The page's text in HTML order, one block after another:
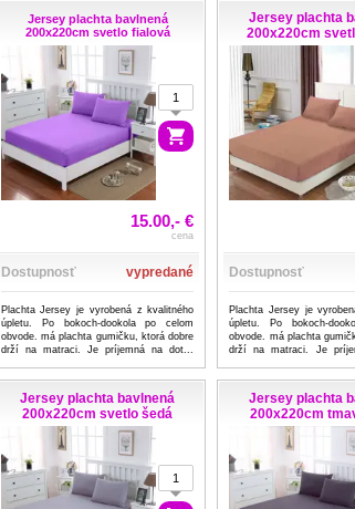
Jersey plachta bavlnená
200x220cm svetlo fialová
15.00,- €
cena
Dostupnosť vypredané
Plachta Jersey je vyrobená z kvalitného
úpletu. Po bokoch-dookola po celom
obvode. má plachta gumičku, ktorá dobre
drží na matraci. Je príjemná na dot...
Jersey plachta
200x220cm
Dostupnosť
Plachta Jersey je
úpletu. Po bokoch-
obvode. má plachta
drží na matraci. Je
Jersey plachta bavlnená
200x220cm svetlo šedá
Jersey plachta
200x220cm